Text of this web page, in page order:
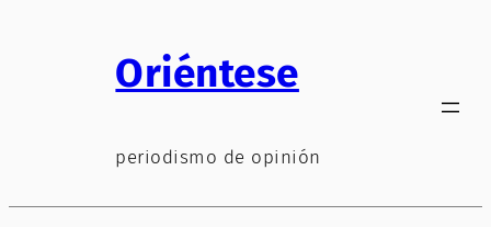
Oriéntese
periodismo de opinión